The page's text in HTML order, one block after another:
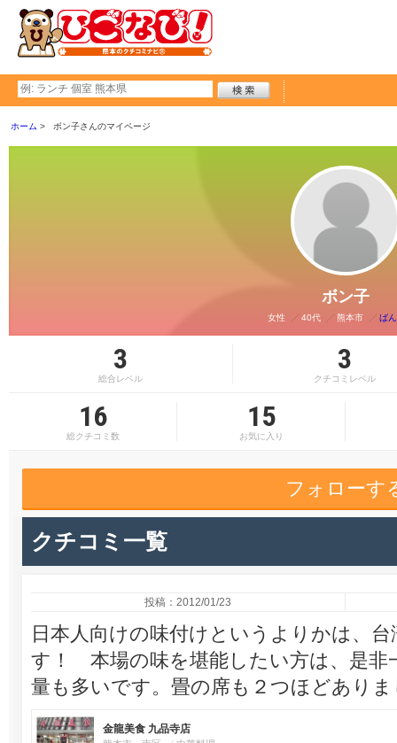
ホーム ボン子さんのマイページ
ボン子
女性 40代 熊本市 ば
3
総合レベル
3
クチコミレベル
16
総クチコミ数
15
お気に入り
フォローす
クチコミ一覧
投稿：2012/01/23
日本人向けの味付けというよりかは、
す！ 本場の味を堪能したい方は、是
量も多いです。畳の席も２つほどあり
金龍美食 九品寺店